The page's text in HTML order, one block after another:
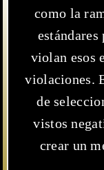
como la
violan esos
violaciones.
de
vistos
crear un